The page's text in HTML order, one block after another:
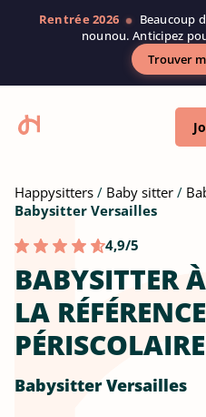
Rentrée 2026
Beaucoup
nounou. Anticipez
Trouver
Happysitters Baby sitter
Babysitter Versailles
4,9/5
BABYSITTER
LA
PÉRISCOLAIRE
Babysitter Versailles